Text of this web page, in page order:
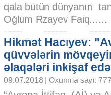
qala bütün dünyanın
Oğlum Rzayev Faiq......
Hikmət Hacıyev:
qüvvələrin
əlaqələri inkişaf
09.07.2018 | Oxunma sayı: 777